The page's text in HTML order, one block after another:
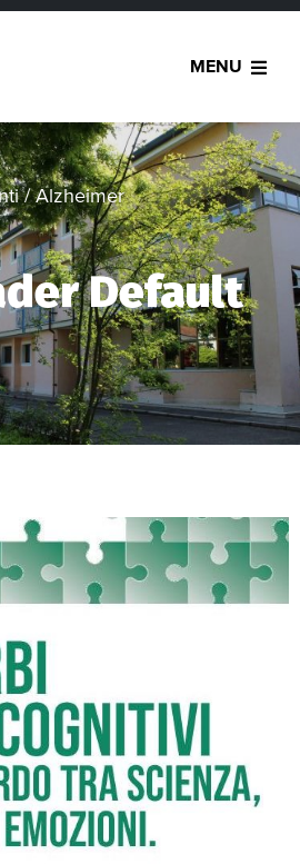
MENU
/Alzheimer
Default